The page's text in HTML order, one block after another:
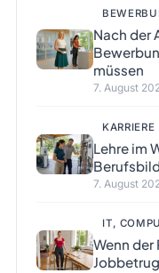
Nach der
müssen
7. August
KARRIERE
Lehre im
7. August
IT,
Wenn